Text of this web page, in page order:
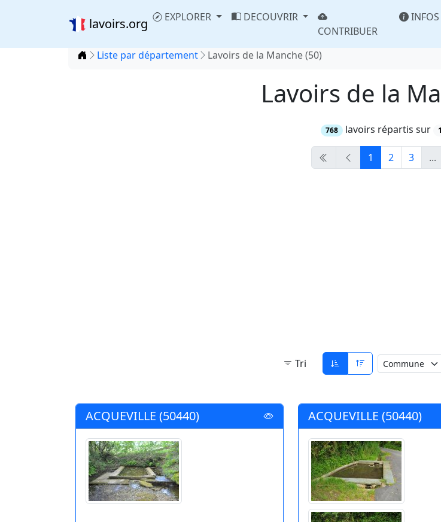
lavoirs.org EXPLORER
DECOUVRIR
CONTRIBUER
INFOS
Accueil
Liste par département Lavoirs de la Manche (50)
Lavoirs de la
768 lavoirs répartis sur
1 2 3 ...
Tri
ACQUEVILLE (50440) ACQUEVILLE (50440)